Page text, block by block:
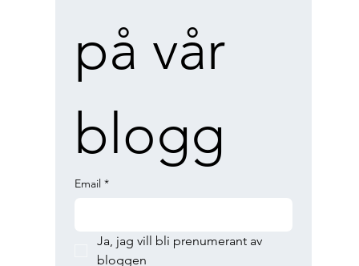
på vår
blogg
Email *
Ja, jag vill bli prenumerant av
bloggen